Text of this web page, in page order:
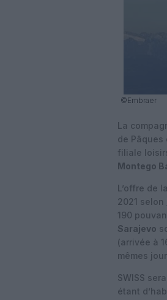
©Embraer
La
de Pâques
filiale
Montego
L’offre de
2021 selon
190
Sarajevo
(arrivée à
mêmes
SWISS
étant